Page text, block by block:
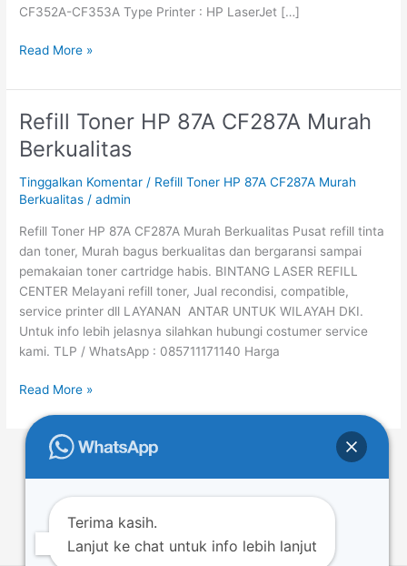
CF352A-CF353A Type Printer : HP LaserJet […]
Read More »
Refill Toner HP 87A CF287A Murah
Berkualitas
Tinggalkan Komentar / Refill Toner HP 87A CF287A Murah
Berkualitas /admin
Refill Toner HP 87A CF287A Murah Berkualitas Pusat refill tinta
dan toner, Murah bagus berkualitas dan bergaransi sampai
pemakaian toner cartridge habis. BINTANG LASER REFILL
CENTER Melayani refill toner, Jual recondisi, compatible,
service printer dll LAYANAN ANTAR UNTUK WILAYAH DKI.
Untuk info lebih jelasnya silahkan hubungi costumer service
kami. TLP / WhatsApp : 085711171140 Harga
Refill
Toner
HP
87A
CF287A
Berkualitas
Read More »
44
Terima kasih.
Lanjut ke chat untuk info lebih lanjut